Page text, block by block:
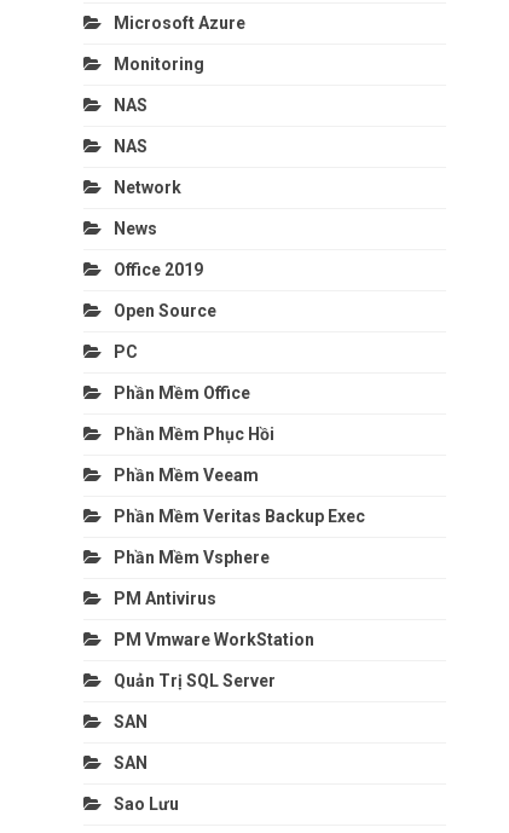
Microsoft Azure
Monitoring
NAS
NAS
Network
News
Office 2019
Open Source
PC
Phần Mềm Office
Phần Mềm Phục Hồi
Phần Mềm Veeam
Phần Mềm Veritas Backup Exec
Phần Mềm Vsphere
PM Antivirus
PM Vmware WorkStation
Quản Trị SQL Server
SAN
SAN
Sao Lưu